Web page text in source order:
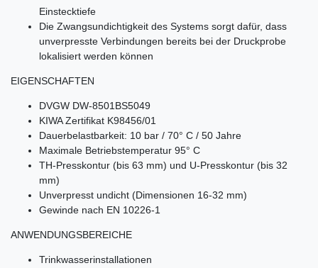
Einstecktiefe
Die Zwangsundichtigkeit des Systems sorgt dafür, dass
unverpresste Verbindungen bereits bei der Druckprobe
lokalisiert werden können
EIGENSCHAFTEN
DVGW DW-8501BS5049
KIWA Zertifikat K98456/01
Dauerbelastbarkeit: 10 bar / 70° C / 50 Jahre
Maximale Betriebstemperatur 95° C
TH-Presskontur (bis 63 mm) und U-Presskontur (bis 32
mm)
Unverpresst undicht (Dimensionen 16-32 mm)
Gewinde nach EN 10226-1
ANWENDUNGSBEREICHE
Trinkwasserinstallationen